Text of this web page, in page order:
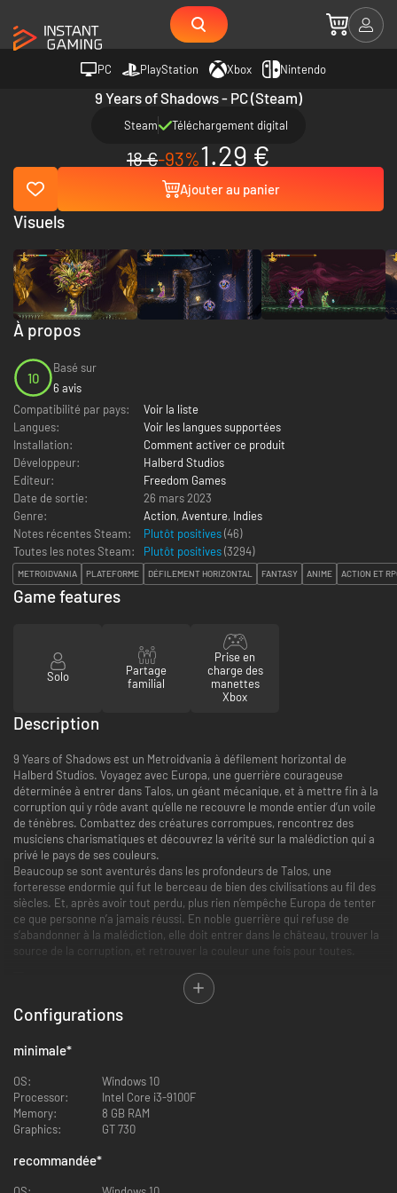
PC PlayStation Xbox Nintendo
9 Years of Shadows - PC (Steam)
Steam Téléchargement digital
18 €-93%1.29 €
Ajouter au panier
À propos
10
Basé sur
6 avis
Compatibilité par pays:
Voir la liste
Langues:
Voir les langues supportées
Installation:
Comment activer ce produit
Développeur:
Halberd Studios
Editeur:
Freedom Games
Date de sortie:
26 mars 2023
Genre:
Action, Aventure, Indies
Notes récentes Steam:
Plutôt positives(46)
Toutes les notes Steam:
Plutôt positives(3294)
METROIDVANIA PLATEFORME DÉFILEMENT HORIZONTAL FANTASY ANIME ACTION ET
Visuels
Game features
Solo
Partage
familial
Prise en
charge des
manettes
Xbox
Description
9 Years of Shadows est un Metroidvania à défilement horizontal de
Halberd Studios. Voyagez avec Europa, une guerrière courageuse
déterminée à entrer dans Talos, un géant mécanique, et à mettre fin à la
corruption qui y rôde avant qu’elle ne recouvre le monde entier d’un voile
de ténèbres. Combattez des créatures corrompues, rencontrez des
musiciens charismatiques et découvrez la vérité sur la malédiction qui a
privé le pays de ses couleurs.
Beaucoup se sont aventurés dans les profondeurs de Talos, une
forteresse endormie qui fut le berceau de bien des civilisations au fil des
siècles. Et, après avoir tout perdu, plus rien n’empêche Europa de tenter
ce que personne n’a jamais réussi. En noble guerrière qui refuse de
s’abandonner à la malédiction, elle doit entrer dans le château, trouver la
source de la corruption, et retrouver la couleur une fois pour toutes.
Europa n’est pas seule pour surmonter cette épreuve. A l’intérieur du
géant, elle se lie d’amitié avec Apino, un mignon ours flottant qui semble
alliés. Il est également capable de protéger ses compagnons des
Alors qu’il explore le château, Apino peut purger la corruption qui envahit
sombres et infliger des dégâts :
Configurations
minimale*
OS:
Windows 10
Processor:
Intel Core i3-9100F
Memory:
8 GB RAM
Graphics:
GT 730
recommandée*